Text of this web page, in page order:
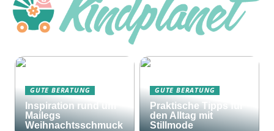
GUTE BERATUNG
Inspiration rund um
Mailegs
Weihnachtsschmuck
GUTE BERATUNG
Praktische Tipps für
den Alltag mit
Stillmode